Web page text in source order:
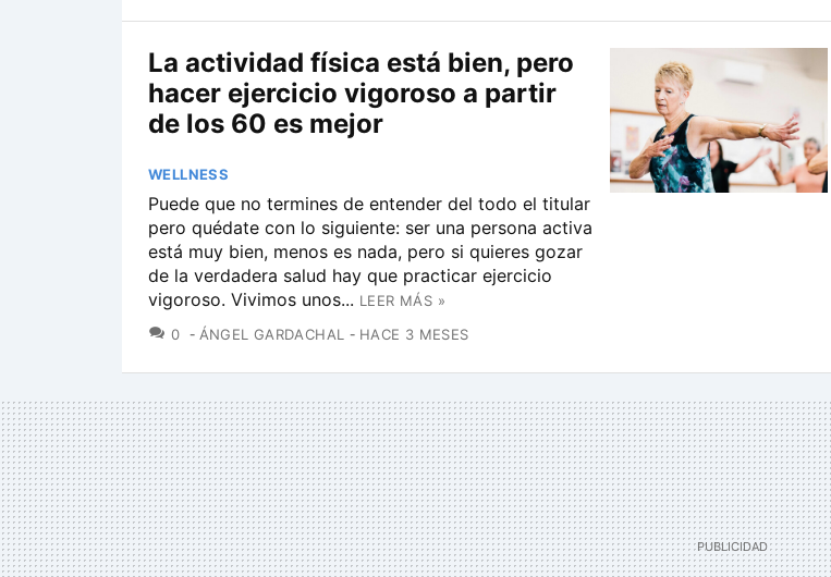
La actividad física está bien, pero
hacer ejercicio vigoroso a partir
de los 60 es mejor
WELLNESS
Puede que no termines de entender del todo el titular
pero quédate con lo siguiente: ser una persona activa
está muy bien, menos es nada, pero si quieres gozar
de la verdadera salud hay que practicar ejercicio
vigoroso. Vivimos unos... LEER MÁS »
0 COMENTARIOS
ÁNGEL GARDACHAL HACE 3 MESES